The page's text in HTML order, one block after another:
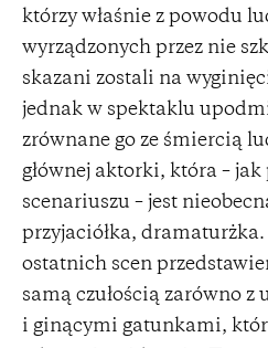
którzy właśnie z powodu
wyrządzonych przez nie
skazani zostali na
jednak w spektaklu
zrównane go ze śmiercią
głównej aktorki, która –
scenariuszu – jest
przyjaciółka, dramaturżka.
ostatnich scen
samą czułością zarówno
i ginącymi gatunkami,